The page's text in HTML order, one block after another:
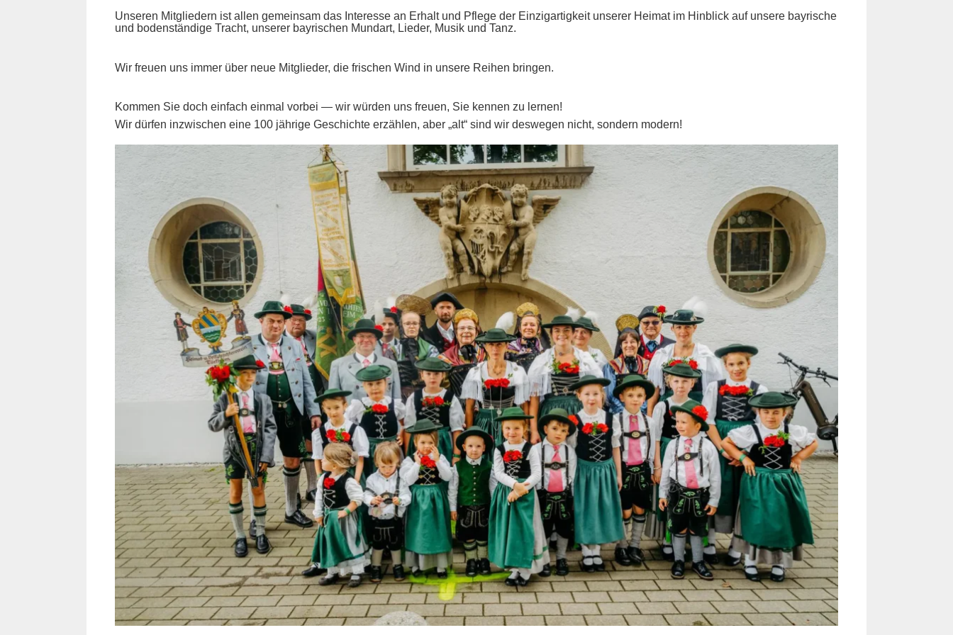
Unseren Mitgliedern ist allen gemeinsam das Interesse an Erhalt und Pflege der Einzigartigkeit unserer Heimat im Hinblick auf unsere bayrische
und bodenständige Tracht, unserer bayrischen Mundart, Lieder, Musik und Tanz.
Wir freuen uns immer über neue Mitglieder, die frischen Wind in unsere Reihen bringen.
Kommen Sie doch einfach einmal vorbei — wir würden uns freuen, Sie kennen zu lernen!
Wir dürfen inzwischen eine 100 jährige Geschichte erzählen, aber „alt“ sind wir deswegen nicht, sondern modern!